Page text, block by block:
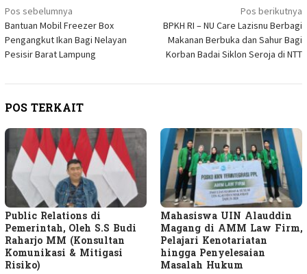
Navigasi
pos
Pos sebelumnya
Bantuan Mobil Freezer Box
Pengangkut Ikan Bagi Nelayan
Pesisir Barat Lampung
Pos berikutnya
BPKH RI – NU Care Lazisnu Berbagi
Makanan Berbuka dan Sahur Bagi
Korban Badai Siklon Seroja di NTT
POS TERKAIT
Public Relations di
Pemerintah, Oleh S.S Budi
Raharjo MM (Konsultan
Komunikasi & Mitigasi
Risiko)
Mahasiswa UIN Alauddin
Magang di AMM Law Firm,
Pelajari Kenotariatan
hingga Penyelesaian
Masalah Hukum